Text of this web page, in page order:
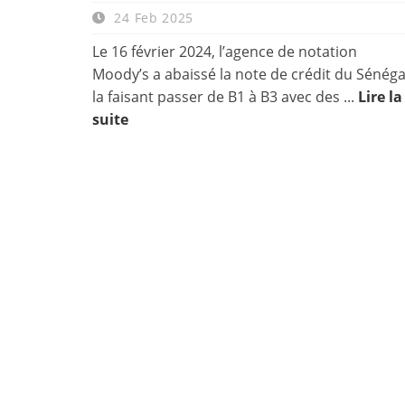
24 Feb 2025
Le 16 février 2024, l’agence de notation
Moody’s a abaissé la note de crédit du
la faisant passer de B1 à B3 avec des ... Lire la
suite